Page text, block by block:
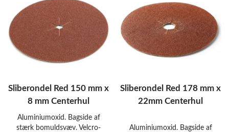
Sliberondel Red 150 mm x
8 mm Centerhul
Aluminiumoxid. Bagside af
stærk bomuldsvæv. Velcro-
Sliberondel Red 178 mm x
22mm Centerhul
Aluminiumoxid. Bagside af